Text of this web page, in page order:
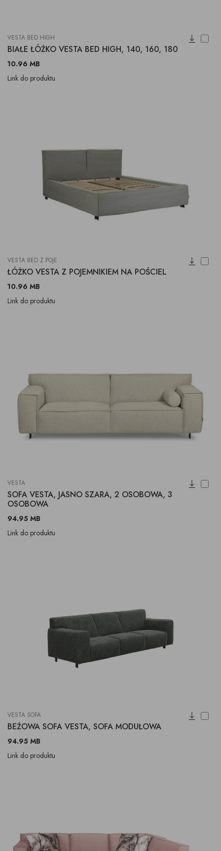
VESTA BED HIGH
BIAŁE ŁÓŻKO VESTA BED HIGH, 140, 160, 180
10.96 MB
Link do produktu
VESTA BED Z POJE
ŁÓŻKO VESTA Z POJEMNIKIEM NA POŚCIEL
10.96 MB
Link do produktu
VESTA
SOFA VESTA, JASNO SZARA, 2 OSOBOWA, 3
OSOBOWA
94.95 MB
Link do produktu
VESTA SOFA
BEŻOWA SOFA VESTA, SOFA MODUŁOWA
94.95 MB
Link do produktu